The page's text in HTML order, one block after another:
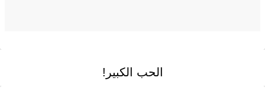
الحب الكبير!